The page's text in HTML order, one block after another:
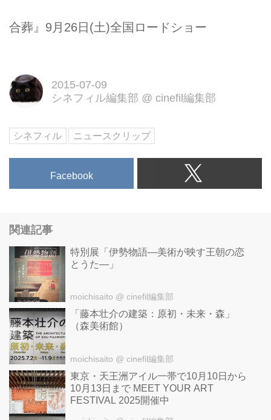
合葬』9月26日(土)全国ロードショー
2015-07-09
シネフィル編集部 @ cinefil編集部
シネフィル ニュースクリップ
Facebook
関連記事
特別展「伊勢物語―美術が映す王朝の恋
とうた―」
moichisaito @ cinefil編集部
「藤本壮介の建築：原初・未来・森」
（森美術館）
moichisaito @ cinefil編集部
東京・天王洲アイル一帯で10月10日から
10月13日まで MEET YOUR ART
FESTIVAL 2025開催中